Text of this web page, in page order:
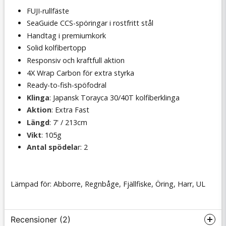
FUJI-rullfäste
SeaGuide CCS-spöringar i rostfritt stål
Handtag i premiumkork
Solid kolfibertopp
Responsiv och kraftfull aktion
4X Wrap Carbon för extra styrka
Ready-to-fish-spöfodral
Klinga: Japansk Torayca 30/40T kolfiberklinga
Aktion: Extra Fast
Längd: 7' / 213cm
Vikt: 105g
Antal spödelar: 2
Lämpad för: Abborre, Regnbåge, Fjällfiske, Öring, Harr, UL
Recensioner (2)